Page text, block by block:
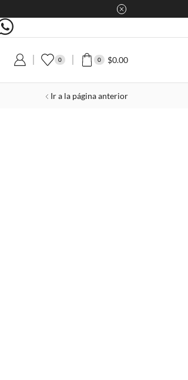
0 0 $0.00
Ir a la página anterior